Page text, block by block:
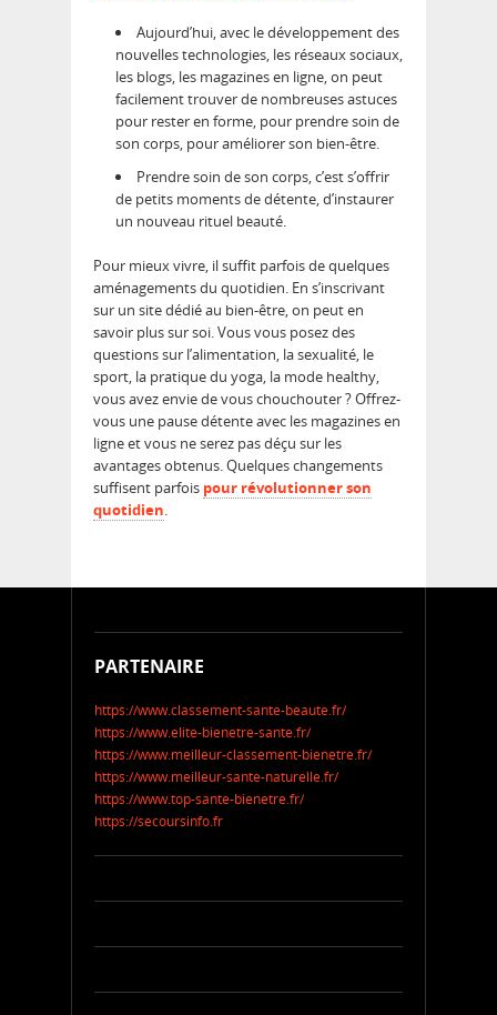
Aujourd’hui, avec le développement des
nouvelles technologies, les réseaux sociaux,
les blogs, les magazines en ligne, on peut
facilement trouver de nombreuses astuces
pour rester en forme, pour prendre soin de
son corps, pour améliorer son bien-être.
Prendre soin de son corps, c’est s’offrir
de petits moments de détente, d’instaurer
un nouveau rituel beauté.
Pour mieux vivre, il suffit parfois de quelques
aménagements du quotidien. En s’inscrivant
sur un site dédié au bien-être, on peut en
savoir plus sur soi. Vous vous posez des
questions sur l’alimentation, la sexualité, le
sport, la pratique du yoga, la mode healthy,
vous avez envie de vous chouchouter ? Offrez-
vous une pause détente avec les magazines en
ligne et vous ne serez pas déçu sur les
avantages obtenus. Quelques changements
suffisent parfois pour révolutionner son
quotidien.
PARTENAIRE
https://www.classement-sante-beaute.fr/
https://www.elite-bienetre-sante.fr/
https://www.meilleur-classement-bienetre.fr/
https://www.meilleur-sante-naturelle.fr/
https://www.top-sante-bienetre.fr/
https://secoursinfo.fr